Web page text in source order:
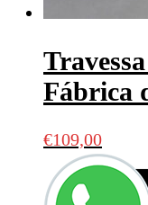
Fábrica
€109,00